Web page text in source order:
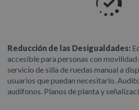
Reducción de las Desigualdades:
accesible para personas con movilidad
servicio de silla de ruedas manual a
usuarios que puedan necesitarlo.
audífonos. Planos de planta y